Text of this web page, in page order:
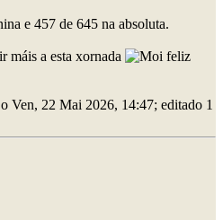
e 457 de 645 na absoluta.
máis a esta xornada
Ven, 22 Mai 2026, 14:47; editado 1